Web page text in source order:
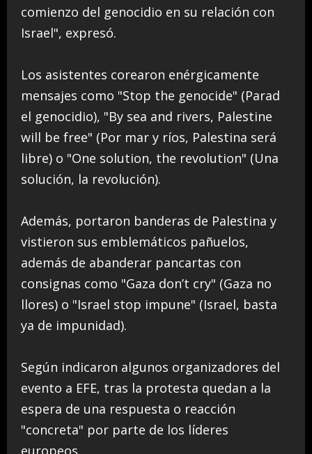
comienzo del genocidio en su relación con
Israel", expresó.
Los asistentes corearon enérgicamente
mensajes como "Stop the genocide" (Parad
el genocidio), "By sea and rivers, Palestine
will be free" (Por mar y ríos, Palestina será
libre) o "One solution, the revolution" (Una
solución, la revolución).
Además, portaron banderas de Palestina y
vistieron sus emblemáticos pañuelos,
además de abanderar pancartas con
consignas como "Gaza don’t cry" (Gaza no
llores) o "Israel stop impune" (Israel, basta
ya de impunidad).
Según indicaron algunos organizadores del
evento a EFE, tras la protesta quedan a la
espera de una respuesta o reacción
"concreta" por parte de los líderes
europeos.